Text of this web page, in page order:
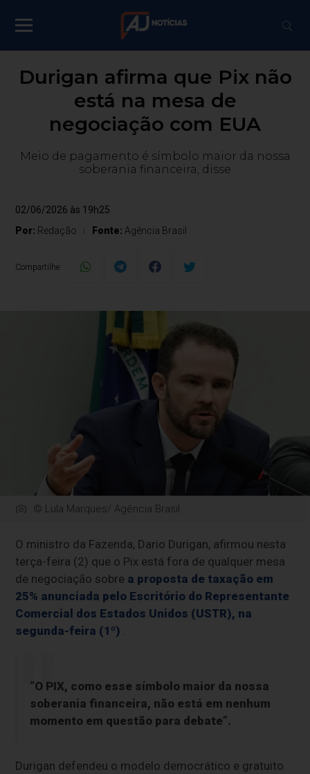
Durigan afirma que Pix não
está na mesa de
negociação com EUA
Meio de pagamento é símbolo maior da nossa
soberania financeira, disse
02/06/2026 às 19h25
Por: Redação Fonte: Agência Brasil
Compartilhe:
© Lula Marques/ Agência Brasil.
O ministro da Fazenda, Dario Durigan, afirmou nesta
terça-feira (2) que o Pix está fora de qualquer mesa
de negociação sobre a proposta de taxação em
25% anunciada pelo Escritório do Representante
Comercial dos Estados Unidos (USTR), na
segunda-feira (1º) .
“O PIX, como esse símbolo maior da nossa
soberania financeira, não está em nenhum
momento em questão para debate”.
Durigan defendeu o modelo democrático e gratuito